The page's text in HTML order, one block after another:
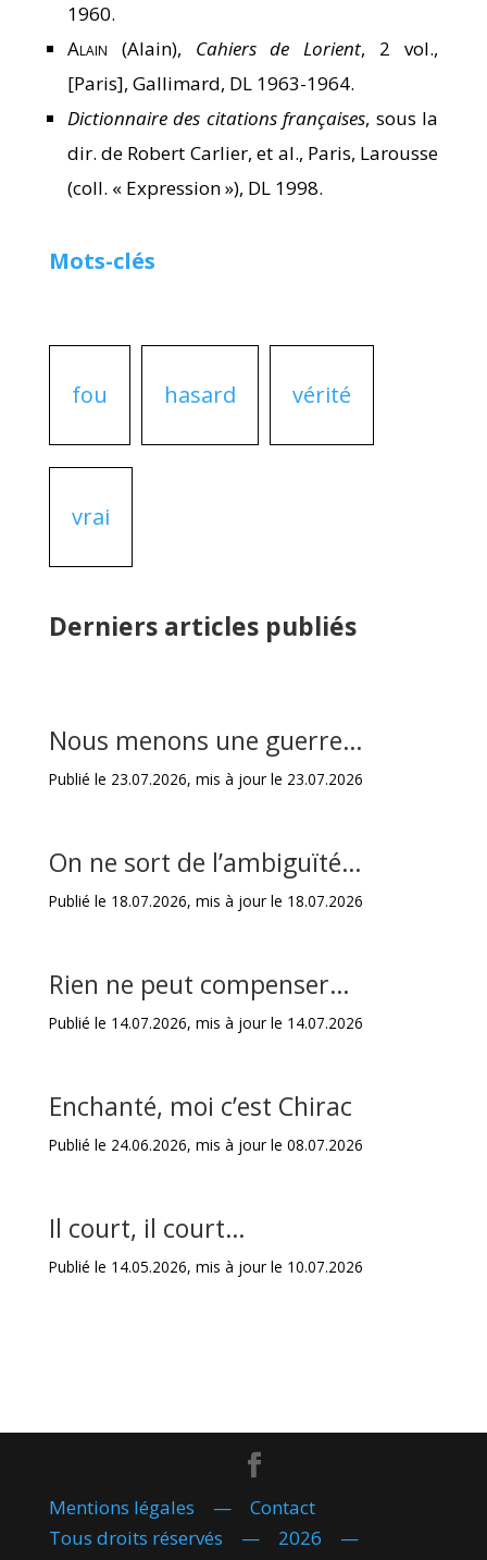
1960.
Alain (Alain), Cahiers de Lorient, 2 vol.,
[Paris], Gallimard, DL 1963-1964.
Dictionnaire des citations françaises, sous la
dir. de Robert Carlier, et al., Paris, Larousse
(coll. « Expression »), DL 1998.
Mots-clés
fou hasard vérité
vrai
Derniers articles publiés
Nous menons une guerre…
Publié le 23.07.2026, mis à jour le 23.07.2026
On ne sort de l’ambiguïté…
Publié le 18.07.2026, mis à jour le 18.07.2026
Rien ne peut compenser…
Publié le 14.07.2026, mis à jour le 14.07.2026
Enchanté, moi c’est Chirac
Publié le 24.06.2026, mis à jour le 08.07.2026
Il court, il court…
Publié le 14.05.2026, mis à jour le 10.07.2026
Mentions légales — Contact
Tous droits réservés — 2026 —